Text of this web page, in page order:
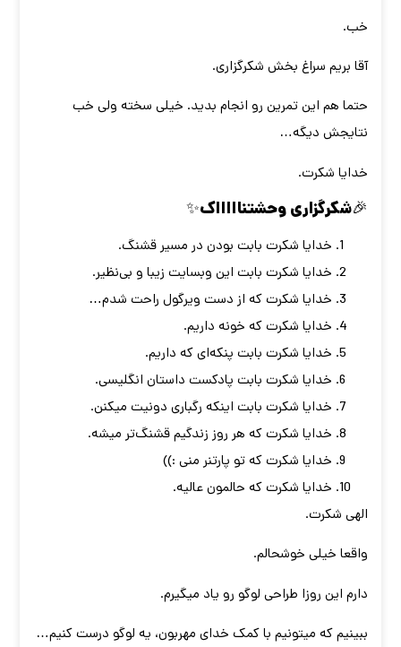
خب.
آقا بریم سراغ بخش شکرگزاری.
حتما هم این تمرین رو انجام بدید. خیلی سخته ولی خب
نتایجش دیگه…
خدایا شکرت.
🎉شکرگزاری وحشتناااااک✨
خدایا شکرت بابت بودن در مسیر قشنگ.
خدایا شکرت بابت این وبسایت زیبا و بی‌نظیر.
خدایا شکرت که از دست ویرگول راحت شدم…
خدایا شکرت که خونه داریم.
خدایا شکرت بابت پنکه‌ای که داریم.
خدایا شکرت بابت پادکست داستان انگلیسی.
خدایا شکرت بابت اینکه رگباری دونیت میکنن.
خدایا شکرت که هر روز زندگیم قشنگ‌تر میشه.
خدایا شکرت که تو پارتنر منی :))
خدایا شکرت که حالمون عالیه.
الهی شکرت.
واقعا خیلی خوشحالم.
دارم این روزا طراحی لوگو رو یاد میگیرم.
ببینیم که میتونیم با کمک خدای مهربون، یه لوگو درست کنیم…